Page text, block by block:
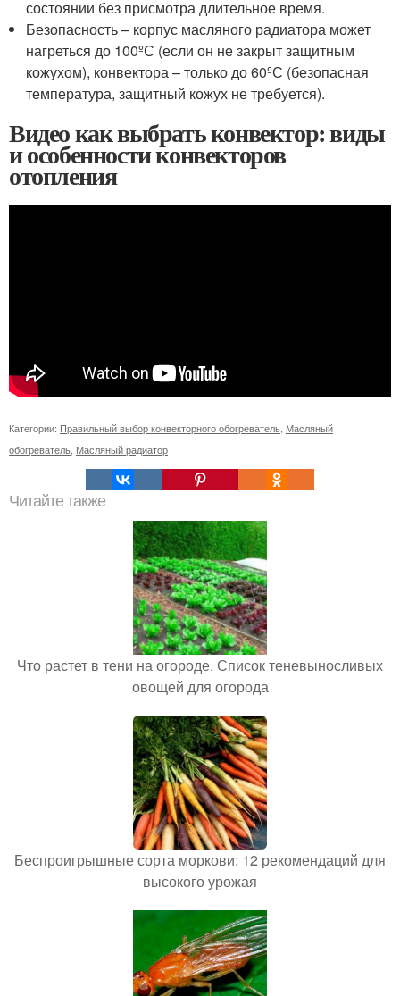
состоянии без присмотра длительное время.
Безопасность – корпус масляного радиатора может
нагреться до 100ºС (если он не закрыт защитным
кожухом), конвектора – только до 60ºС (безопасная
температура, защитный кожух не требуется).
Видео как выбрать конвектор: виды
и особенности конвекторов
отопления
Категории: Правильный выбор конвекторного обогреватель Масляный
обогреватель Масляный радиатор
Читайте также
Что растет в тени на огороде. Список теневыносливых
овощей для огорода
Беспроигрышные сорта моркови: 12 рекомендаций для
высокого урожая